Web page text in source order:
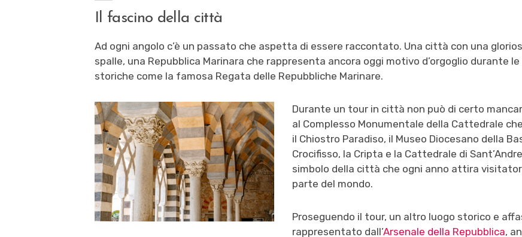
Il fascino della città
Ad ogni angolo c’è un passato che aspetta di essere raccontato. Una città con una
spalle, una Repubblica Marinara che rappresenta ancora oggi motivo d’orgoglio durante
storiche come la famosa Regata delle Repubbliche Marinare.
Durante un tour in città non può di certo
al Complesso Monumentale della Cattedrale
il Chiostro Paradiso, il Museo Diocesano della
Crocifisso, la Cripta e la Cattedrale di
simbolo della città che ogni anno attira
parte del mondo.
Proseguendo il tour, un altro luogo storico e
rappresentato dall’Arsenale della Repubblica,